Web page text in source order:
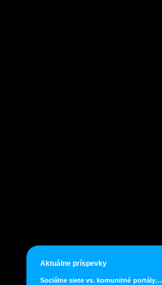
Aktuálne príspevky
Sociálne siete vs. komunitné portály…